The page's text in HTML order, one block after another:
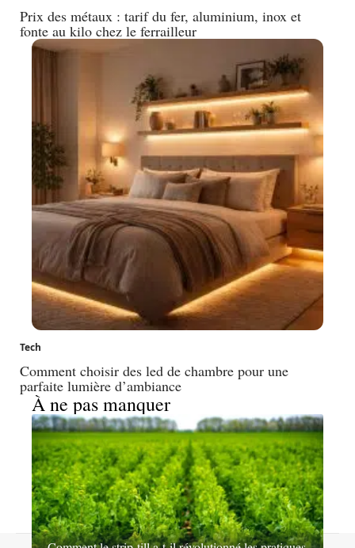
Prix des métaux : tarif du fer, aluminium, inox et
fonte au kilo chez le ferrailleur
Tech
Comment choisir des led de chambre pour une
parfaite lumière d’ambiance
À ne pas manquer